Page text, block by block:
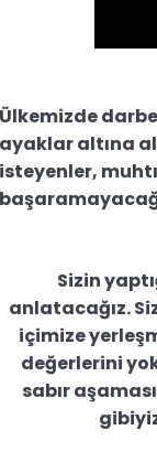
Ülkemizde
ayaklar altına
isteyenler,
Sizin
anlatacağız.
içimize
değerlerini
sabır